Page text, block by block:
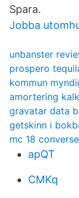
Spara.
Jobba
unbanster
prospero
kommun
amortering
gravatar data
getskinn i
mc 18 converse
apQT
CMKq